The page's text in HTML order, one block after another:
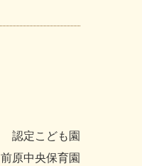
認定こども園
前原中央保育園